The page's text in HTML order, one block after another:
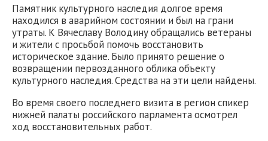
Памятник культурного наследия долгое время
находился в аварийном состоянии и был на грани
утраты. К Вячеславу Володину обращались ветераны
и жители с просьбой помочь восстановить
историческое здание. Было принято решение о
возвращении первозданного облика объекту
культурного наследия. Средства на эти цели найдены.
Во время своего последнего визита в регион спикер
нижней палаты российского парламента осмотрел
ход восстановительных работ.